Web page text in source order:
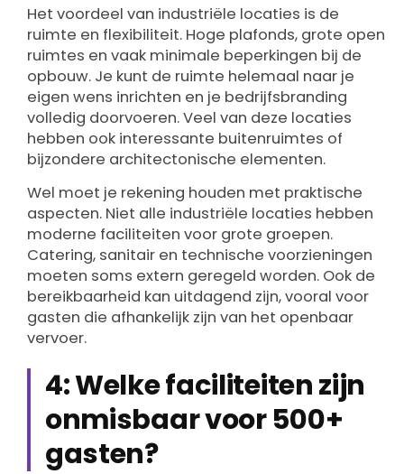
Het voordeel van industriële locaties is de
ruimte en flexibiliteit. Hoge plafonds, grote open
ruimtes en vaak minimale beperkingen bij de
opbouw. Je kunt de ruimte helemaal naar je
eigen wens inrichten en je bedrijfsbranding
volledig doorvoeren. Veel van deze locaties
hebben ook interessante buitenruimtes of
bijzondere architectonische elementen.
Wel moet je rekening houden met praktische
aspecten. Niet alle industriële locaties hebben
moderne faciliteiten voor grote groepen.
Catering, sanitair en technische voorzieningen
moeten soms extern geregeld worden. Ook de
bereikbaarheid kan uitdagend zijn, vooral voor
gasten die afhankelijk zijn van het openbaar
vervoer.
4: Welke faciliteiten zijn
onmisbaar voor 500+
gasten?